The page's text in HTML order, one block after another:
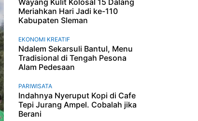
Meriahkan Hari Jadi ke-110
Kabupaten Sleman
EKONOMI KREATIF
Ndalem Sekarsuli Bantul, Menu
Tradisional di Tengah Pesona
Alam Pedesaan
PARIWISATA
Indahnya Nyeruput Kopi di Cafe
Tepi Jurang Ampel. Cobalah jika
Berani